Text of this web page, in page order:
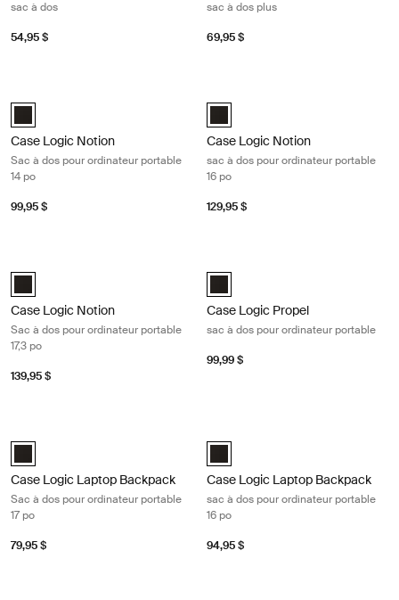
sac à dos
54,95 $
sac à dos plus
69,95 $
Case Logic Notion 14" Laptop Backpack Noir (selected)
Case Logic Notion
Sac à dos pour ordinateur portable
14 po
99,95 $
Case Logic Notion 16" Laptop
Case Logic Notion
sac à dos pour ordinateur portable
16 po
129,95 $
Case Logic Notion 17.3" Laptop Backpack Noir (selected)
Case Logic Notion
Sac à dos pour ordinateur portable
17,3 po
139,95 $
Case Logic Propel Backpack
Case Logic Propel
sac à dos pour ordinateur portable
99,99 $
Case Logic 17" Laptop Backpack Noir (selected)
Case Logic Laptop Backpack
Sac à dos pour ordinateur portable
17 po
79,95 $
Case Logic 16" Laptop Backpack
Case Logic Laptop Backpack
sac à dos pour ordinateur portable
16 po
94,95 $